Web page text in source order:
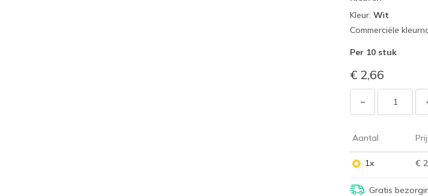
Kleur: Wit
Commerciële
Per 10 stuk
€ 2,66
−
Aantal
1x €
Gratis